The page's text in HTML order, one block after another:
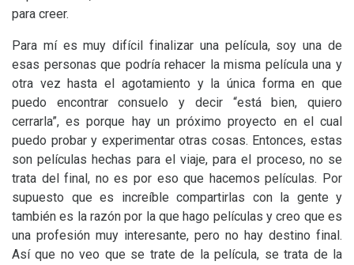
para creer.
Para mí es muy difícil finalizar una película, soy una de
esas personas que podría rehacer la misma película una y
otra vez hasta el agotamiento y la única forma en que
puedo encontrar consuelo y decir “está bien, quiero
cerrarla”, es porque hay un próximo proyecto en el cual
puedo probar y experimentar otras cosas. Entonces, estas
son películas hechas para el viaje, para el proceso, no se
trata del final, no es por eso que hacemos películas. Por
supuesto que es increíble compartirlas con la gente y
también es la razón por la que hago películas y creo que es
una profesión muy interesante, pero no hay destino final.
Así que no veo que se trate de la película, se trata de la